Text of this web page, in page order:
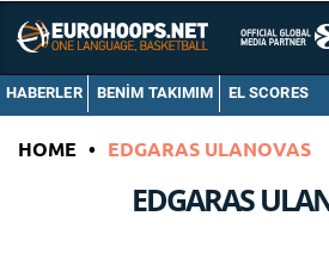
HABERLER BENIM TAKIMIM EL SCORES
HOME • EDGARAS ULANOVAS
EDGARAS